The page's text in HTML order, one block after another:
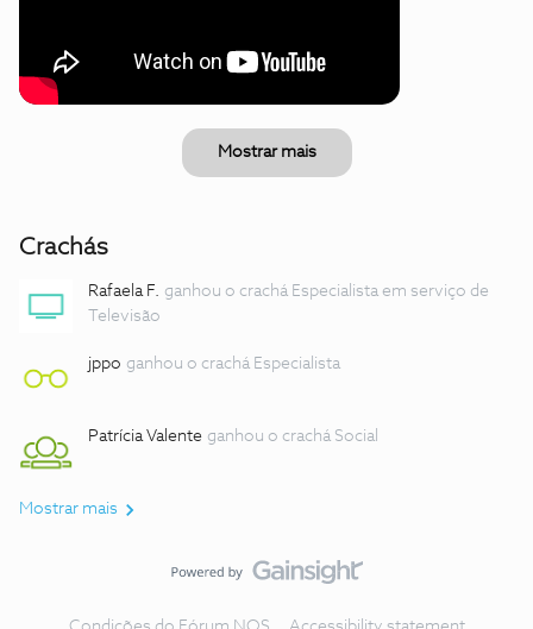
Mostrar mais
Crachás
Rafaela F. ganhou o crachá Especialista em serviço de
Televisão
jppo ganhou o crachá Especialista
Patrícia Valente ganhou o crachá Social
Mostrar mais